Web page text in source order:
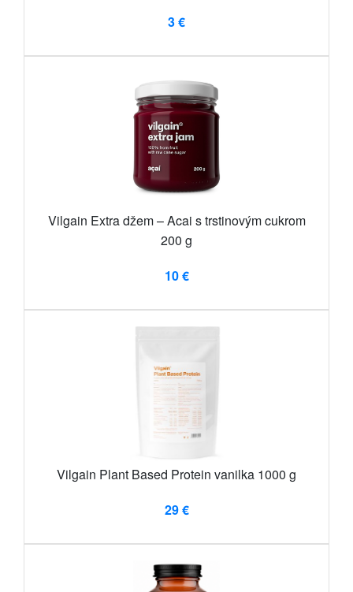
3 €
Vilgain Extra džem – Acai s trstinovým cukrom
200 g
10 €
Vilgain Plant Based Protein vanilka 1000 g
29 €